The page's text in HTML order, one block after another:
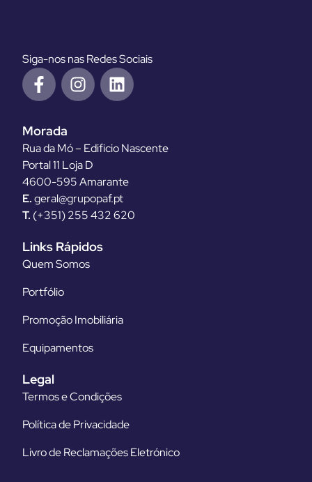
Siga-nos nas Redes Sociais
Morada
Rua da Mó – Edificio Nascente
Portal 11 Loja D
4600-595 Amarante
E.geral@grupopaf.pt
T. (+351) 255 432 620
Links Rápidos
Quem Somos
Portfólio
Promoção Imobiliária
Equipamentos
Legal
Termos e Condições
Política de Privacidade
Livro de Reclamações Eletrónico